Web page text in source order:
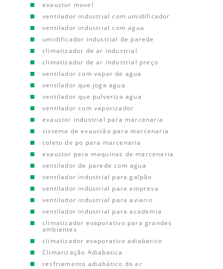
exaustor movel
ventilador industrial com umidificador
ventilador industrial com agua
umidificador industrial de parede
climatizador de ar industrial
climatizador de ar industrial preço
ventilador com vapor de agua
ventilador que joga agua
ventilador que pulveriza agua
ventilador com vaporizador
exaustor industrial para marcenaria
sistema de exaustão para marcenaria
coleto de po para marcenaria
exaustor para maquinas de marcenaria
ventilador de parede com agua
ventilador industrial para galpão
ventilador industrial para empresa
ventilador industrial para aviario
ventilador industrial para academia
climatizador evaporativo para grandes
ambientes
climatizador evaporativo adiabatico
Climatização Adiabatica
resfriamento adiabático do ar